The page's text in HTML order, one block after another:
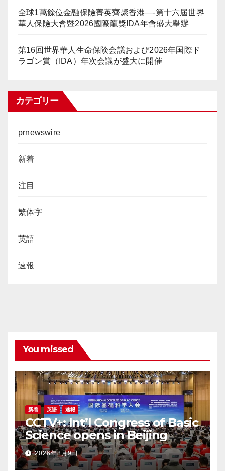
全球1萬餘位金融保險菁英齊聚香港—-第十六屆世界
華人保險大會暨2026國際龍獎IDA年會盛大舉辦
第16回世界華人生命保険会議および2026年国際ド
ラゴン賞（IDA）年次会議が盛大に開催
カテゴリー
prnewswire
新着
注目
繁体字
英語
速報
You missed
新着 英語 速報
CCTV+: Int’l Congress of Basic
Science opens in Beijing
2026年8月9日